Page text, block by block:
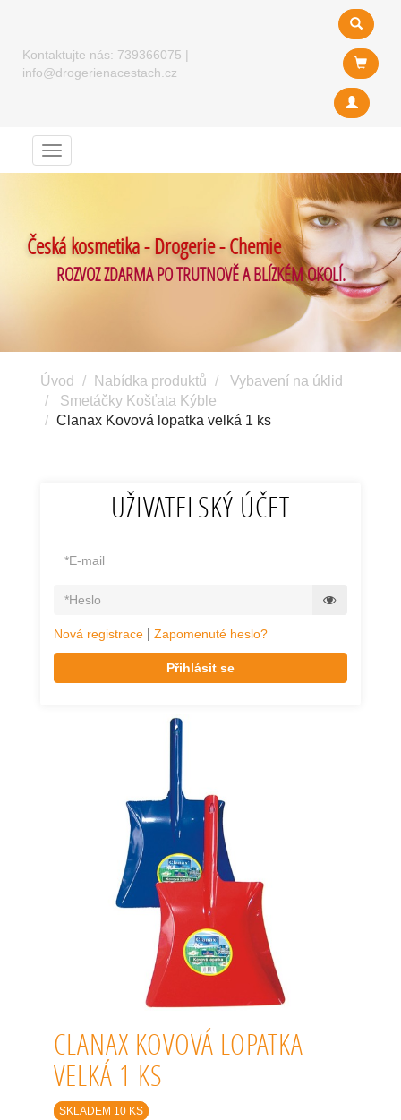
Kontaktujte nás: 739366075 |
info@drogerienacestach.cz
Menu
Česká kosmetika - Drogerie - Chemie
ROZVOZ ZDARMA PO TRUTNOVĚ A BLÍZKÉM OKOLÍ.
Úvod Nabídka produktů
Vybavení na úklid
Smetáčky Košťata Kýble
Clanax Kovová lopatka velká 1 ks
UŽIVATELSKÝ ÚČET
Nová registrace Zapomenuté heslo?
Přihlásit se
CLANAX KOVOVÁ LOPATKA
VELKÁ 1 KS
SKLADEM 10 KS